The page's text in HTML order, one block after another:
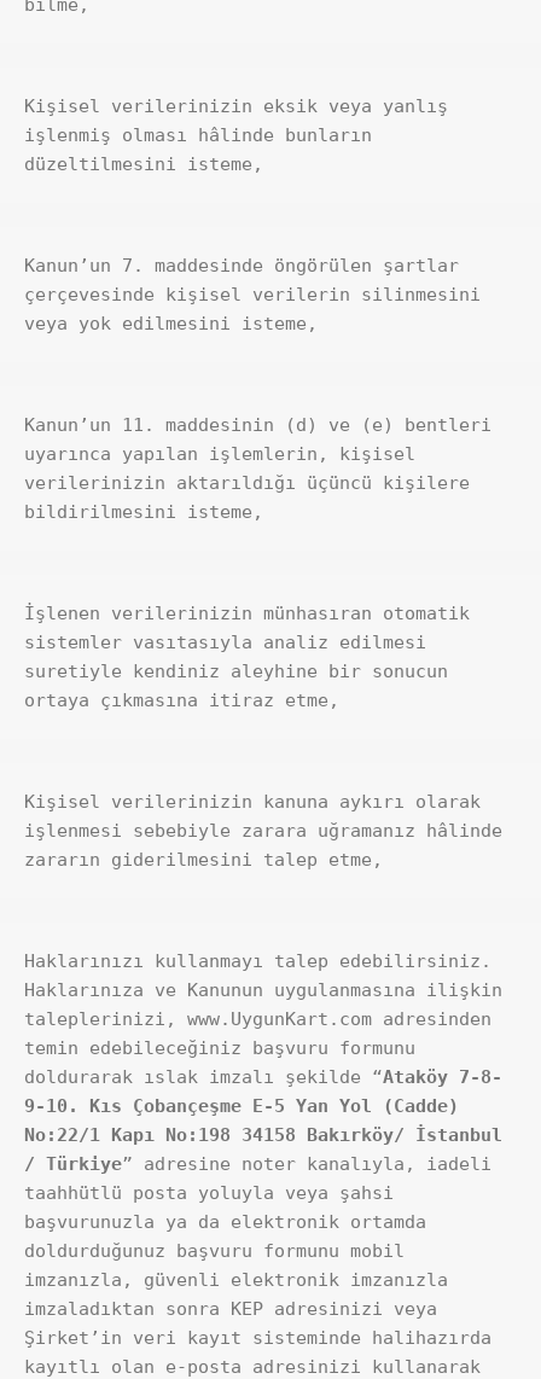
bilme,
Kişisel verilerinizin eksik veya yanlış
işlenmiş olması hâlinde bunların
düzeltilmesini isteme,
Kanun’un 7. maddesinde öngörülen şartlar
çerçevesinde kişisel verilerin silinmesini
veya yok edilmesini isteme,
Kanun’un 11. maddesinin (d) ve (e) bentleri
uyarınca yapılan işlemlerin, kişisel
verilerinizin aktarıldığı üçüncü kişilere
bildirilmesini isteme,
İşlenen verilerinizin münhasıran otomatik
sistemler vasıtasıyla analiz edilmesi
suretiyle kendiniz aleyhine bir sonucun
ortaya çıkmasına itiraz etme,
Kişisel verilerinizin kanuna aykırı olarak
işlenmesi sebebiyle zarara uğramanız hâlinde
zararın giderilmesini talep etme,
Haklarınızı kullanmayı talep edebilirsiniz.
Haklarınıza ve Kanunun uygulanmasına ilişkin
taleplerinizi, www.UygunKart.com adresinden
temin edebileceğiniz başvuru formunu
doldurarak ıslak imzalı şekilde “Ataköy 7-8-
9-10. Kıs Çobançeşme E-5 Yan Yol (Cadde)
No:22/1 Kapı No:198 34158 Bakırköy/ İstanbul
/ Türkiye” adresine noter kanalıyla, iadeli
taahhütlü posta yoluyla veya şahsi
başvurunuzla ya da elektronik ortamda
doldurduğunuz başvuru formunu mobil
imzanızla, güvenli elektronik imzanızla
imzaladıktan sonra KEP adresinizi veya
Şirket’in veri kayıt sisteminde halihazırda
kayıtlı olan e-posta adresinizi kullanarak